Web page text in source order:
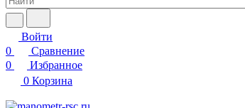
Войти
0
Сравнение
0
Избранное
0 Корзина